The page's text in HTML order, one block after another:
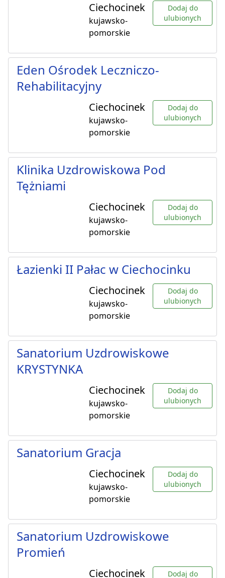
Ciechocinek
kujawsko-
pomorskie
Dodaj do
ulubionych
Eden Ośrodek Leczniczo-
Rehabilitacyjny
Ciechocinek
kujawsko-
pomorskie
Dodaj do
ulubionych
Klinika Uzdrowiskowa Pod
Tężniami
Ciechocinek
kujawsko-
pomorskie
Dodaj do
ulubionych
Łazienki II Pałac w Ciechocinku
Ciechocinek
kujawsko-
pomorskie
Dodaj do
ulubionych
Sanatorium Uzdrowiskowe
KRYSTYNKA
Ciechocinek
kujawsko-
pomorskie
Dodaj do
ulubionych
Sanatorium Gracja
Ciechocinek
kujawsko-
pomorskie
Dodaj do
ulubionych
Sanatorium Uzdrowiskowe
Promień
Ciechocinek Dodaj do